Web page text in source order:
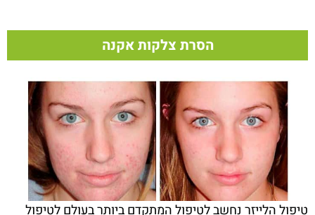
הסרת צלקות אקנה
טיפול הלייזר נחשב לטיפול המתקדם ביותר בעולם לטיפול